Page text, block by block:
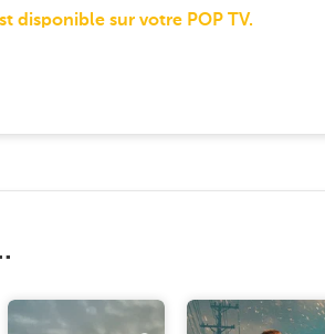
disponible sur votre POP TV.